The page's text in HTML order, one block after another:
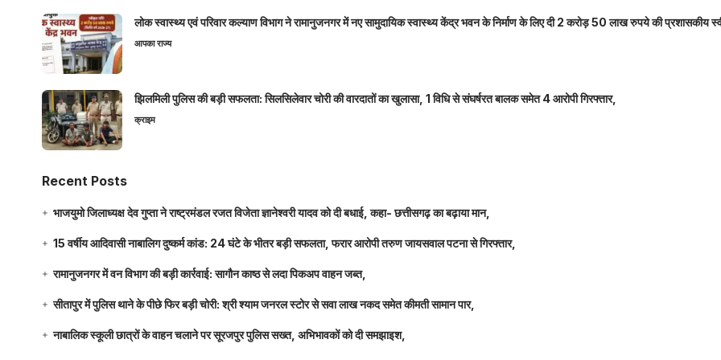
लोक स्वास्थ्य एवं परिवार कल्याण विभाग ने रामानुजनगर में नए सामुदायिक स्वास्थ्य केंद्र भवन के निर्माण के लिए दी 2 करोड़ 50 लाख रुपये की प्रशासकीय
आपका राज्य
झिलमिली पुलिस की बड़ी सफलता: सिलसिलेवार चोरी की वारदातों का खुलासा, 1 विधि से संघर्षरत बालक समेत 4 आरोपी गिरफ्तार,
क्राइम
Recent Posts
भाजयुमो जिलाध्यक्ष देव गुप्ता ने राष्ट्रमंडल रजत विजेता ज्ञानेश्वरी यादव को दी बधाई, कहा- छत्तीसगढ़ का बढ़ाया मान,
15 वर्षीय आदिवासी नाबालिग दुष्कर्म कांड: 24 घंटे के भीतर बड़ी सफलता, फरार आरोपी तरुण जायसवाल पटना से गिरफ्तार,
रामानुजनगर में वन विभाग की बड़ी कार्रवाई: सागौन काष्ठ से लदा पिकअप वाहन जब्त,
सीतापुर में पुलिस थाने के पीछे फिर बड़ी चोरी: श्री श्याम जनरल स्टोर से सवा लाख नकद समेत कीमती सामान पार,
नाबालिक स्कूली छात्रों के वाहन चलाने पर सूरजपुर पुलिस सख्त, अभिभावकों को दी समझाइश,